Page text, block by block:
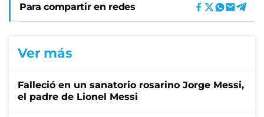
Para compartir en redes
Ver más
Falleció en un sanatorio rosarino Jorge Messi,
el padre de Lionel Messi